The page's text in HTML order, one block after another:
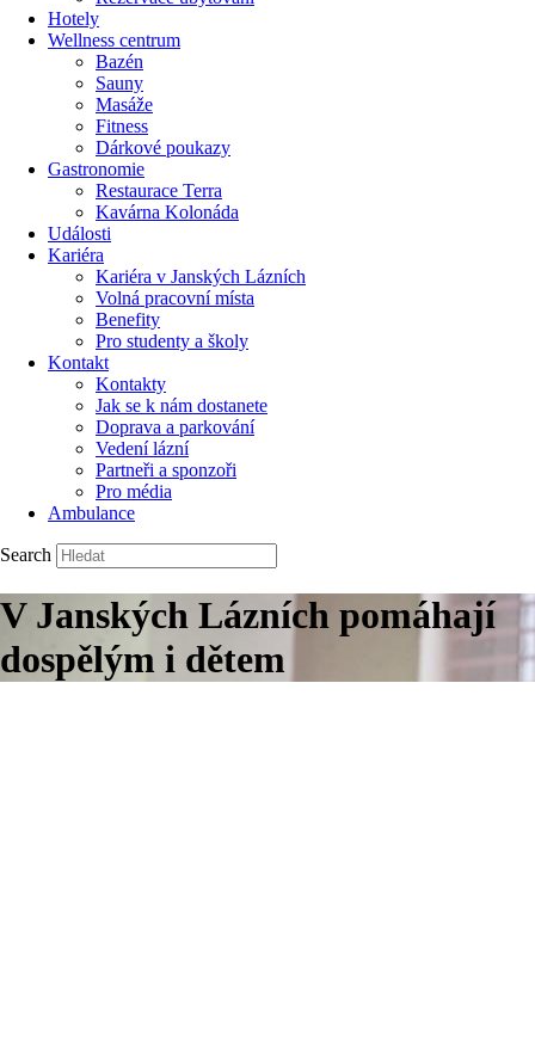
Hotely
Wellness centrum
Bazén
Sauny
Masáže
Fitness
Dárkové poukazy​
Gastronomie
Restaurace Terra
Kavárna Kolonáda
Události
Kariéra
Kariéra v Janských Lázních
Volná pracovní místa
Benefity
Pro studenty a školy
Kontakt
Kontakty
Jak se k nám dostanete
Doprava a parkování
Vedení lázní
Partneři a sponzoři
Pro média
Ambulance
Search
V Janských Lázních pomáhají
dospělým i dětem